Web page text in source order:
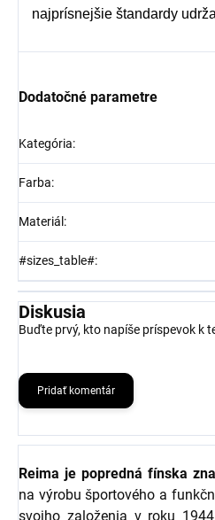
najprísnejšie štandardy
Dodatočné parametre
Kategória:
Farba:
Materiál:
#sizes_table#:
Diskusia
Buďte prvý, kto napíše príspevok k
Pridať komentár
Reima je popredná fínska
na výrobu športového a
svojho založenia v roku